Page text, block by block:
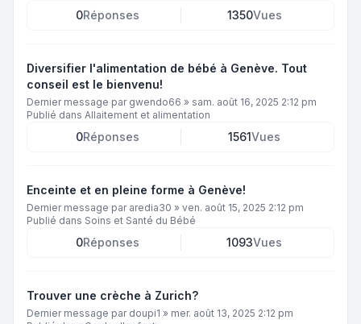
0Réponses 1350Vues
Diversifier l'alimentation de bébé à Genève. Tout
conseil est le bienvenu!
Dernier message par gwendo66 » sam. août 16, 2025 2:12 pm
Publié dans Allaitement et alimentation
0Réponses 1561Vues
Enceinte et en pleine forme à Genève!
Dernier message par aredia30 » ven. août 15, 2025 2:12 pm
Publié dans Soins et Santé du Bébé
0Réponses 1093Vues
Trouver une crèche à Zurich?
Dernier message par doupi1 » mer. août 13, 2025 2:12 pm